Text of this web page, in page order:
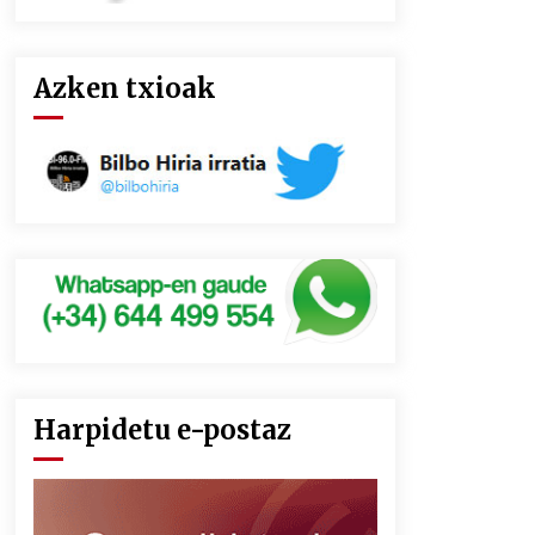
Azken txioak
Harpidetu e-postaz